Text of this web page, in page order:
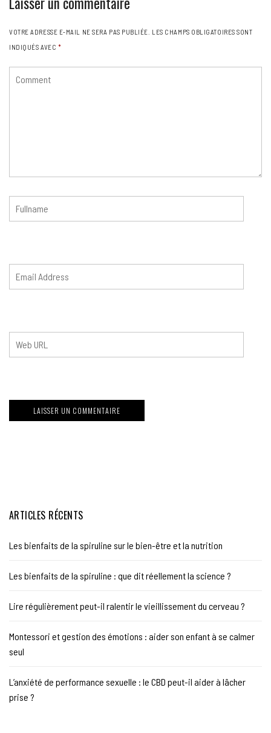
VOTRE ADRESSE E-MAIL NE SERA PAS PUBLIÉE.
LES CHAMPS OBLIGATOIRES SONT
INDIQUÉS AVEC *
ARTICLES RÉCENTS
Les bienfaits de la spiruline sur le bien-être et la nutrition
Les bienfaits de la spiruline : que dit réellement la science ?
Lire régulièrement peut-il ralentir le vieillissement du cerveau ?
Montessori et gestion des émotions : aider son enfant à se calmer
seul
L’anxiété de performance sexuelle : le CBD peut-il aider à lâcher
prise ?